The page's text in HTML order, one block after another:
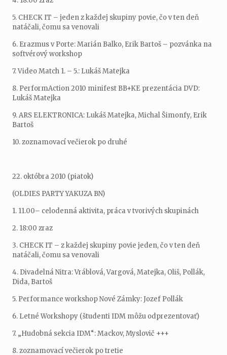
5. CHECK IT – jeden z každej skupiny povie, čo v ten deň
natáčali, čomu sa venovali
6. Erazmus v Porte: Marián Balko, Erik Bartoš – pozvánka na
softvérový workshop
7. Video Match 1. – 5.: Lukáš Matejka
8. PerformAction 2010 minifest BB+KE prezentácia DVD:
Lukáš Matejka
9. ARS ELEKTRONICA: Lukáš Matejka, Michal Šimonfy, Erik
Bartoš
10. zoznamovací večierok po druhé
22. októbra 2010 (piatok)
(OLDIES PARTY YAKUZA BN)
1. 11.00– celodenná aktivita, práca v tvorivých skupinách
2. 18:00 zraz
3. CHECK IT – z každej skupiny povie jeden, čo v ten deň
natáčali, čomu sa venovali
4. Divadelná Nitra: Vráblová, Vargová, Matejka, Oliš, Pollák,
Dida, Bartoš
5. Performance workshop Nové Zámky: Jozef Pollák
6. Letné Workshopy (študenti IDM môžu odprezentovať)
7. „Hudobná sekcia IDM“: Mackov, Myslovič +++
8. zoznamovací večierok po tretie